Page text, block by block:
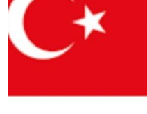
ՄԻՋԱԶԳԱՅԻՆ
ՄՇԱԿՈՒՅԹ
ՍՊՈՐՏ